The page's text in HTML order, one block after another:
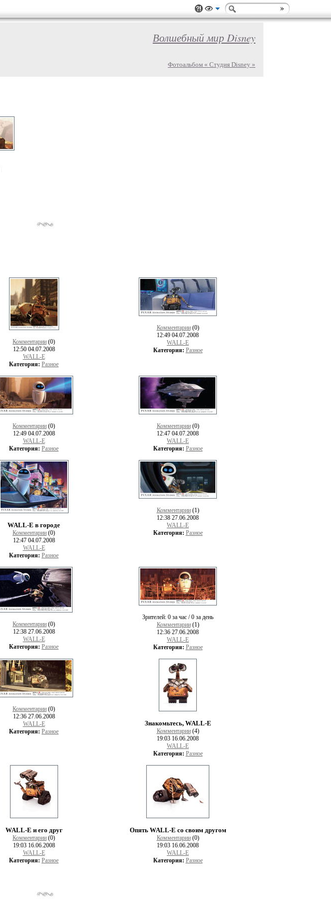
Волшебный мир Disney
Фотоальбом « Студия Disney »
Комментарии (0)
12:50 04.07.2008
WALL-E
Категория: Разное
Комментарии(0)
12:49 04.07.2008
WALL-E
Категория: Разное
Комментарии (0)
12:49 04.07.2008
WALL-E
Категория: Разное
Комментарии(0)
12:47 04.07.2008
WALL-E
Категория: Разное
WALL-E в городе
Комментарии (0)
12:47 04.07.2008
WALL-E
Категория: Разное
Комментарии(1)
12:38 27.06.2008
WALL-E
Категория: Разное
Комментарии (0)
12:38 27.06.2008
WALL-E
Категория: Разное
Зрителей: 0 за час / 0 за день
Комментарии(1)
12:36 27.06.2008
WALL-E
Категория: Разное
Комментарии (0)
12:36 27.06.2008
WALL-E
Категория: Разное
Знакомьтесь, WALL-E
Комментарии(4)
19:03 16.06.2008
WALL-E
Категория: Разное
WALL-E и его друг
Комментарии (0)
19:03 16.06.2008
WALL-E
Категория: Разное
Опять WALL-E со своим другом
Комментарии(0)
19:03 16.06.2008
WALL-E
Категория: Разное